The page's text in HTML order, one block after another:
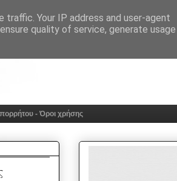
- Όροι χρήσης
Your IP address and user-agent
quality of service, generate usage